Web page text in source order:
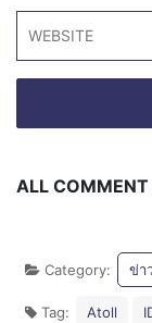
ALL
Category: ข่า
Tag: Atoll